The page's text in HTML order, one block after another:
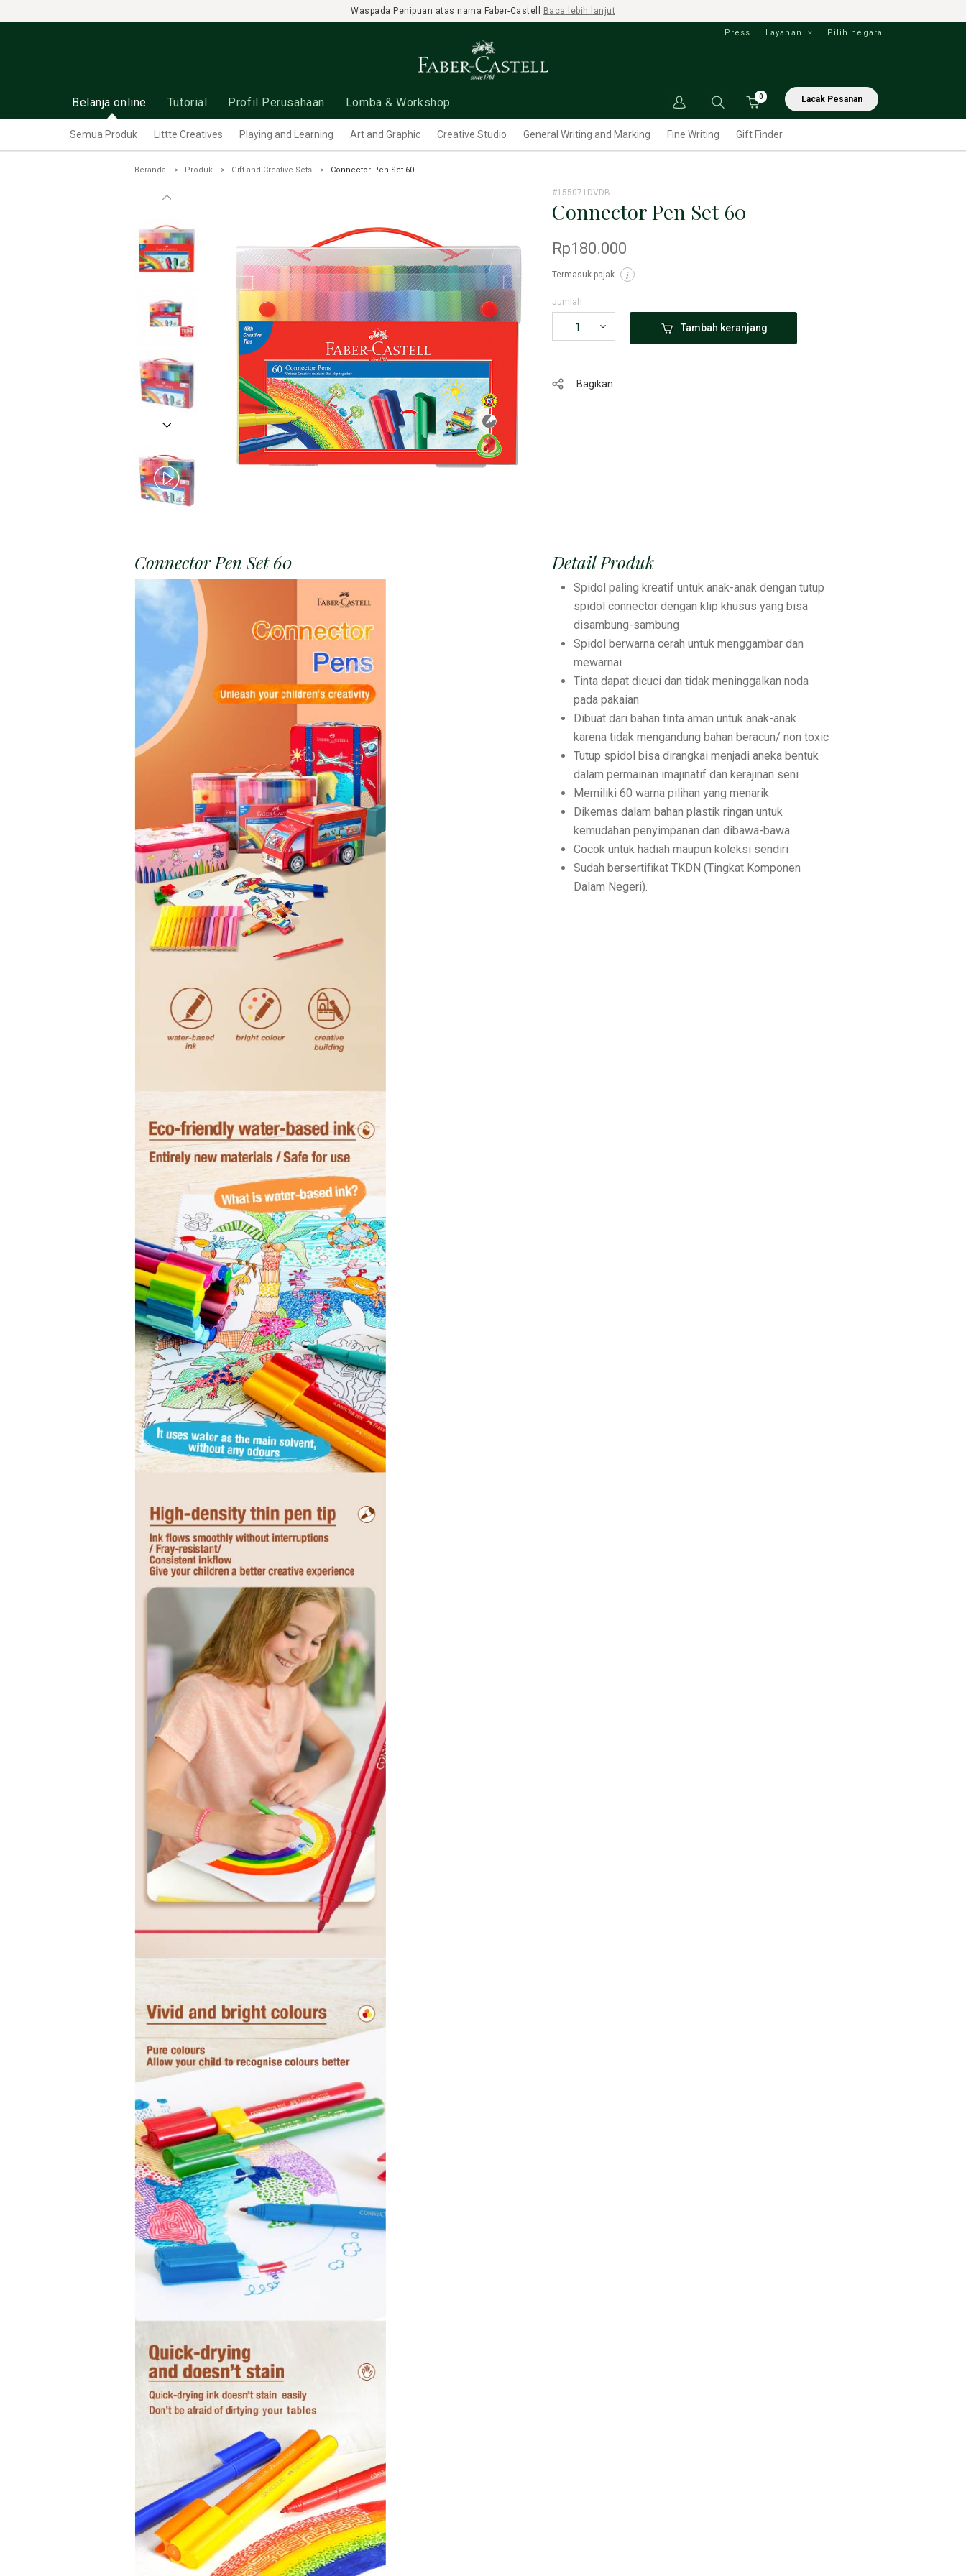
Waspada Penipuan atas nama Faber-Castell Baca lebih lanjut
Belanja online Tutorial Profil Perusahaan Lomba & Workshop
Press Layanan Pilih negara
0 Lacak Pesanan
Semua Produk Littte Creatives Playing and Learning Art and Graphic Creative Studio General Writing and Marking Fine Writing Gift Finder
Beranda Produk Gift and Creative Sets Connector Pen Set 60
#155071DVDB
Connector Pen Set 60
Rp180.000
Termasuk pajak i
Jumlah
Tambah keranjang
Bagikan
Connector Pen Set 60 Detail Produk
Spidol paling kreatif untuk anak-anak dengan tutup
spidol connector dengan klip khusus yang bisa
disambung-sambung
Spidol berwarna cerah untuk menggambar dan
mewarnai
Tinta dapat dicuci dan tidak meninggalkan noda
pada pakaian
Dibuat dari bahan tinta aman untuk anak-anak
karena tidak mengandung bahan beracun/ non toxic
Tutup spidol bisa dirangkai menjadi aneka bentuk
dalam permainan imajinatif dan kerajinan seni
Memiliki 60 warna pilihan yang menarik
Dikemas dalam bahan plastik ringan untuk
kemudahan penyimpanan dan dibawa-bawa.
Cocok untuk hadiah maupun koleksi sendiri
Sudah bersertifikat TKDN (Tingkat Komponen
Dalam Negeri).